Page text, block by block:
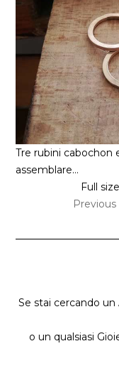
Tre rubini cabochon
assemblare…
Full
Se stai cercando
o un qualsiasi